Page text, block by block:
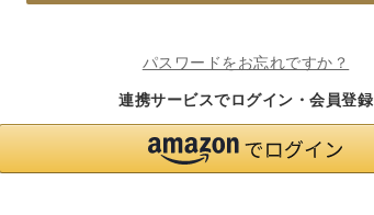
パスワードをお忘れですか？
連携サービスでログイン・会員登録